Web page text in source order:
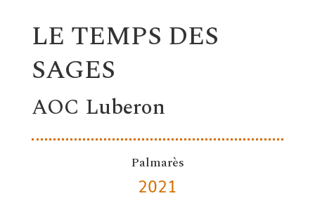
LE TEMPS DES
SAGES
AOC Luberon
Palmarès
2021